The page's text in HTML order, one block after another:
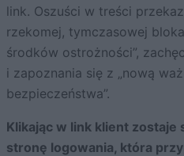
link. Oszuści w treści
rzekomej, tymczasowej
środków ostrożności”,
i zapoznania się z „nową
bezpieczeństwa”.
Klikając w link klient zostaje
stronę logowania, która